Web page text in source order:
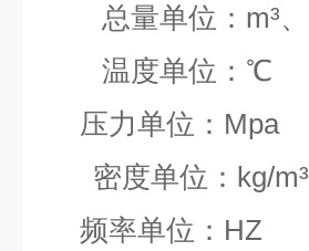
总量单位： m³、
温度单位： ℃
压力单位： Mpa
密度单位： kg/m³
频率单位： HZ